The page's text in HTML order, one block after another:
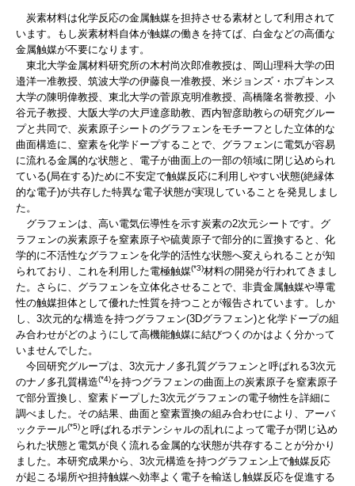
炭素材料は化学反応の金属触媒を担持させる素材として利用されて
います。もし炭素材料自体が触媒の働きを持てば、白金などの高価な
金属触媒が不要になります。
東北大学金属材料研究所の木村尚次郎准教授は、岡山理科大学の田
邉洋一准教授、筑波大学の伊藤良一准教授、米ジョンズ・ホプキンス
大学の陳明偉教授、東北大学の菅原克明准教授、高橋隆名誉教授、小
谷元子教授、大阪大学の大戸達彦助教、西内智彦助教らの研究グルー
プと共同で、炭素原子シートのグラフェンをモチーフとした立体的な
曲面構造に、窒素を化学ドープすることで、グラフェンに電気が容易
に流れる金属的な状態と、電子が曲面上の一部の領域に閉じ込められ
ている(局在する)ために不安定で触媒反応に利用しやすい状態(絶縁体
的な電子)が共存した特異な電子状態が実現していることを発見しまし
た。
グラフェンは、高い電気伝導性を示す炭素の2次元シートです。グ
ラフェンの炭素原子を窒素原子や硫黄原子で部分的に置換すると、化
学的に不活性なグラフェンを化学的活性な状態へ変えられることが知
られており、これを利用した電極触媒(*3)材料の開発が行われてきまし
た。さらに、グラフェンを立体化させることで、非貴金属触媒や導電
性の触媒担体として優れた性質を持つことが報告されています。しか
し、3次元的な構造を持つグラフェン(3Dグラフェン)と化学ドープの組
み合わせがどのようにして高機能触媒に結びつくのかはよく分かって
いませんでした。
今回研究グループは、3次元ナノ多孔質グラフェンと呼ばれる3次元
のナノ多孔質構造(*4)を持つグラフェンの曲面上の炭素原子を窒素原子
で部分置換し、窒素ドープした3次元グラフェンの電子物性を詳細に
調べました。その結果、曲面と窒素置換の組み合わせにより、アーバ
ックテール(*5)と呼ばれるポテンシャルの乱れによって電子が閉じ込め
られた状態と電気が良く流れる金属的な状態が共存することが分かり
ました。本研究成果から、3次元構造を持つグラフェン上で触媒反応
が起こる場所や担持触媒へ効率よく電子を輸送し触媒反応を促進する